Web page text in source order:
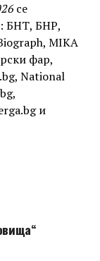
се
БНТ, БНР,
MIKA
фар,
National
и